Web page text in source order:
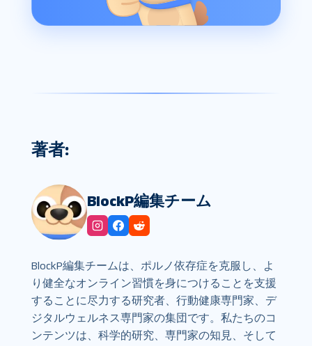
著者:
BlockP編集チーム
BlockP編集チームは、ポルノ依存症を克服し、よ
り健全なオンライン習慣を身につけることを支援
することに尽力する研究者、行動健康専門家、デ
ジタルウェルネス専門家の集団です。私たちのコ
ンテンツは、科学的研究、専門家の知見、そして